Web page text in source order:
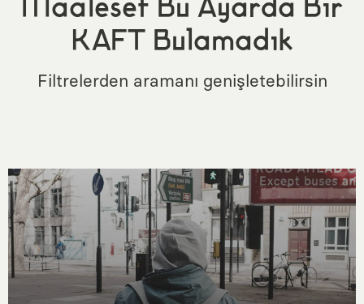
Maalesef Bu Ayarda Bir
KAFT Bulamadık
Filtrelerden aramanı genişletebilirsin